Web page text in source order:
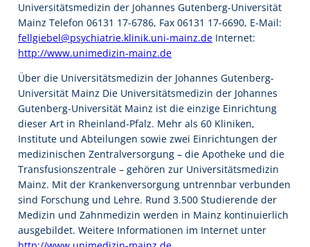
Universitätsmedizin der Johannes Gutenberg-Universität
Mainz Telefon 06131 17-6786, Fax 06131 17-6690, E-Mail:
fellgiebel@psychiatrie.klinik.uni-mainz.de Internet:
http://www.unimedizin-mainz.de
Über die Universitätsmedizin der Johannes Gutenberg-
Universität Mainz Die Universitätsmedizin der Johannes
Gutenberg-Universität Mainz ist die einzige Einrichtung
dieser Art in Rheinland-Pfalz. Mehr als 60 Kliniken,
Institute und Abteilungen sowie zwei Einrichtungen der
medizinischen Zentralversorgung – die Apotheke und die
Transfusionszentrale – gehören zur Universitätsmedizin
Mainz. Mit der Krankenversorgung untrennbar verbunden
sind Forschung und Lehre. Rund 3.500 Studierende der
Medizin und Zahnmedizin werden in Mainz kontinuierlich
ausgebildet. Weitere Informationen im Internet unter